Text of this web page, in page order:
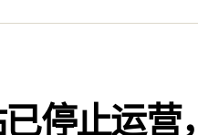
停止运营